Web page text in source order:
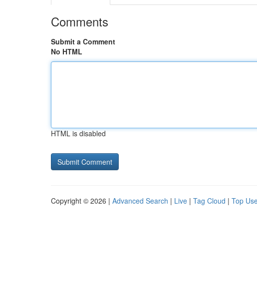
Comments
Submit a Comment
No HTML
HTML is disabled
Copyright © 2026 | Advanced Search | Live | Tag Cloud | Top